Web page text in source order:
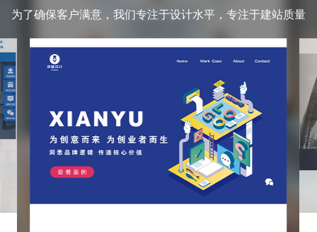
为了确保客户满意，我们专注于设计水平，专注于建站质量